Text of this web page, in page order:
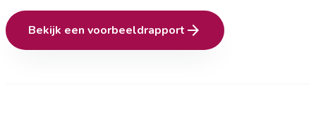
Bekijk een voorbeeldrapport arrow_forward